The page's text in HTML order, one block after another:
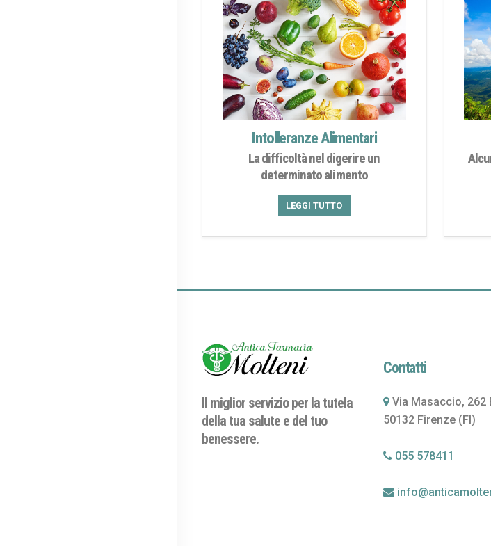
Intolleranze Alimentari
La difficoltà nel digerire un
determinato alimento
LEGGI TUTTO
Il miglior servizio per la tutela
della tua salute e del tuo
benessere.
Contatti
Via Masaccio, 262
50132 Firenze (FI)
055 578411